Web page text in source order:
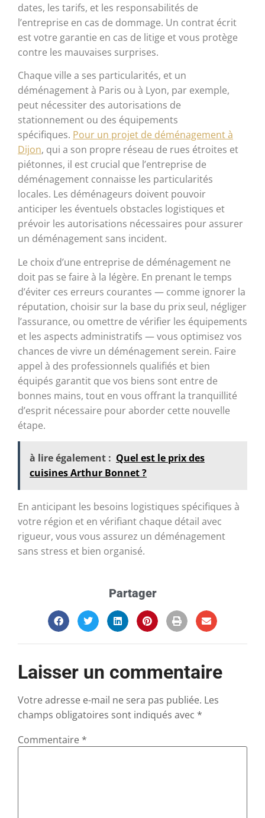
dates, les tarifs, et les responsabilités de
l’entreprise en cas de dommage. Un contrat écrit
est votre garantie en cas de litige et vous protège
contre les mauvaises surprises.
Chaque ville a ses particularités, et un
déménagement à Paris ou à Lyon, par exemple,
peut nécessiter des autorisations de
stationnement ou des équipements
spécifiques. Pour un projet de déménagement à
Dijon, qui a son propre réseau de rues étroites et
piétonnes, il est crucial que l’entreprise de
déménagement connaisse les particularités
locales. Les déménageurs doivent pouvoir
anticiper les éventuels obstacles logistiques et
prévoir les autorisations nécessaires pour assurer
un déménagement sans incident.
Le choix d’une entreprise de déménagement ne
doit pas se faire à la légère. En prenant le temps
d’éviter ces erreurs courantes — comme ignorer la
réputation, choisir sur la base du prix seul, négliger
l’assurance, ou omettre de vérifier les équipements
et les aspects administratifs — vous optimisez vos
chances de vivre un déménagement serein. Faire
appel à des professionnels qualifiés et bien
équipés garantit que vos biens sont entre de
bonnes mains, tout en vous offrant la tranquillité
d’esprit nécessaire pour aborder cette nouvelle
étape.
à lire également : Quel est le prix des
cuisines Arthur Bonnet ?
En anticipant les besoins logistiques spécifiques à
votre région et en vérifiant chaque détail avec
rigueur, vous vous assurez un déménagement
sans stress et bien organisé.
Partager
Laisser un commentaire
Votre adresse e-mail ne sera pas publiée. Les
champs obligatoires sont indiqués avec *
Commentaire *